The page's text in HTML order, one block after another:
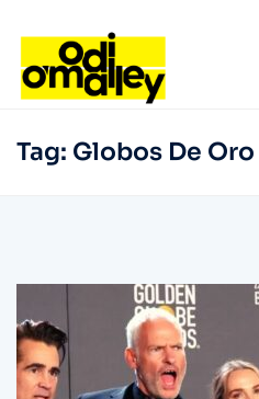
Tag: Globos De